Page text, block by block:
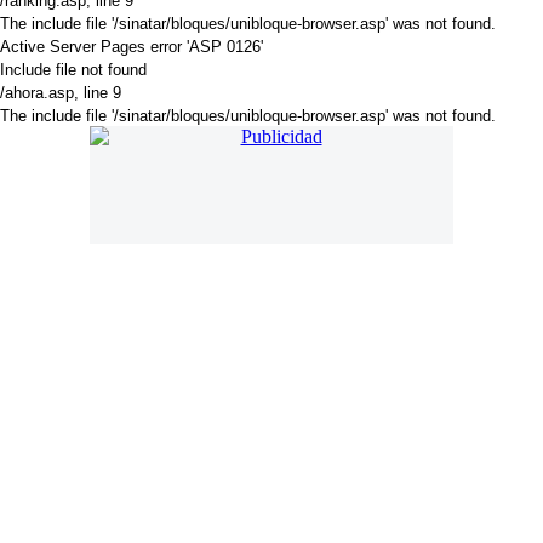
The include file '/sinatar/bloques/unibloque-browser.asp' was not found.
Active Server Pages error 'ASP 0126'
Include file not found
/ahora.asp, line 9
The include file '/sinatar/bloques/unibloque-browser.asp' was not found.